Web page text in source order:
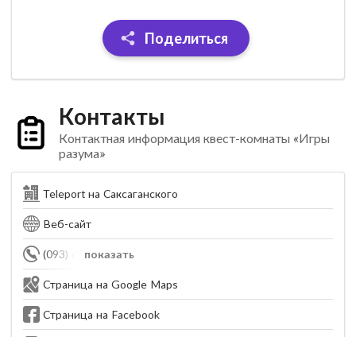
Поделиться
Контакты
Контактная информация квест-комнаты «Игры
разума»
Teleport на Саксаганского
Веб-сайт
показать
(093) 653-60-57
Страница на Google Maps
Страница на Facebook